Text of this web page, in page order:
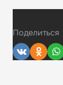
Поделиться